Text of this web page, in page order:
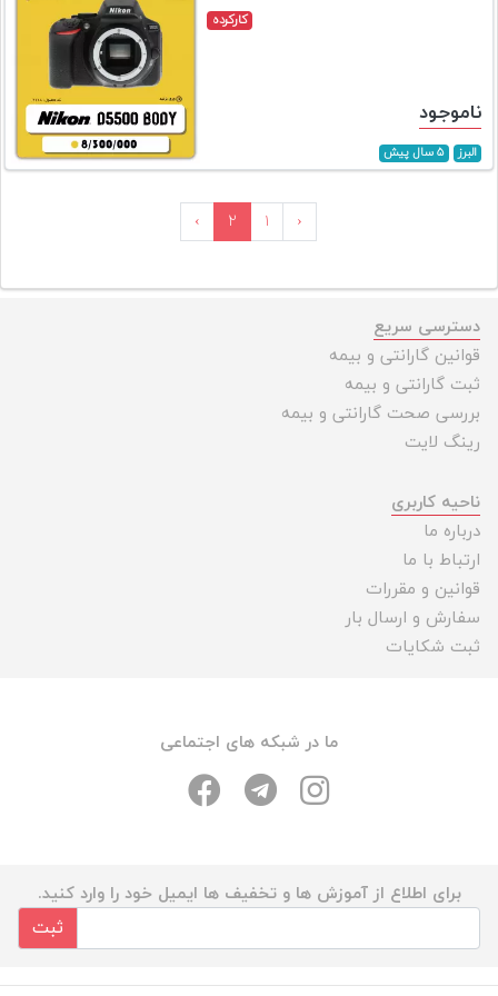
کارکرده
ناموجود
البرز ۵ سال پیش
‹ ۱ ۲ ›
دسترسی سریع
قوانین گارانتی و بیمه
ثبت گارانتی و بیمه
بررسی صحت گارانتی و بیمه
رینگ لایت
ناحیه کاربری
درباره ما
ارتباط با ما
قوانین و مقررات
سفارش و ارسال بار
ثبت شکایات
ما در شبکه های اجتماعی
برای اطلاع از آموزش ها و تخفیف ها ایمیل خود را وارد کنید.
ثبت